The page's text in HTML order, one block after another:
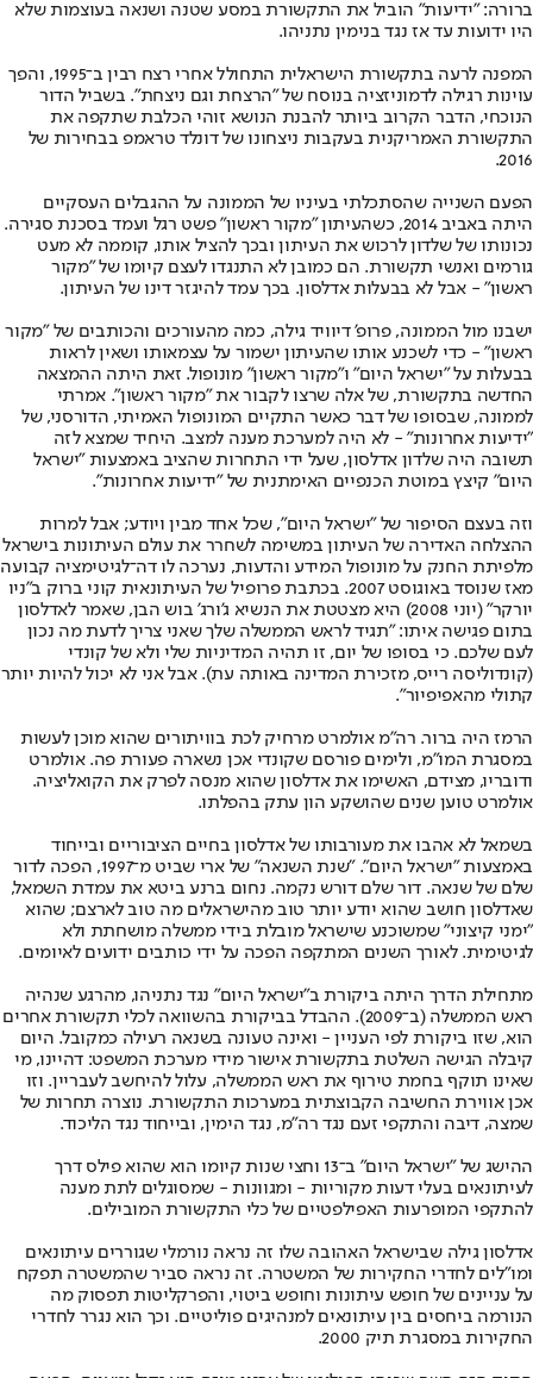
ברורה: "ידיעות" הוביל את התקשורת במסע שטנה ושנאה בעוצמות שלא
היו ידועות עד אז נגד בנימין נתניהו.
המפנה לרעה בתקשורת הישראלית התחולל אחרי רצח רבין ב־1995, והפך
עוינות רגילה לדמוניזציה בנוסח של "הרצחת וגם ניצחת". בשביל הדור
הנוכחי, הדבר הקרוב ביותר להבנת הנושא זוהי הכלבת שתקפה את
התקשורת האמריקנית בעקבות ניצחונו של דונלד טראמפ בבחירות של
2016.
הפעם השנייה שהסתכלתי בעיניו של הממונה על ההגבלים העסקיים
היתה באביב 2014, כשהעיתון "מקור ראשון" פשט רגל ועמד בסכנת סגירה.
נכונותו של שלדון לרכוש את העיתון ובכך להציל אותו, קוממה לא מעט
גורמים ואנשי תקשורת. הם כמובן לא התנגדו לעצם קיומו של "מקור
ראשון" - אבל לא בבעלות אדלסון. בכך עמד להיגזר דינו של העיתון.
ישבנו מול הממונה, פרופ' דיוויד גילה, כמה מהעורכים והכותבים של "מקור
ראשון" - כדי לשכנע אותו שהעיתון ישמור על עצמאותו ושאין לראות
בבעלות על "ישראל היום" ו"מקור ראשון" מונופול. זאת היתה ההמצאה
החדשה בתקשורת, של אלה שרצו לקבור את "מקור ראשון". אמרתי
לממונה, שבסופו של דבר כאשר התקיים המונופול האמיתי, הדורסני, של
"ידיעות אחרונות" - לא היה למערכת מענה למצב. היחיד שמצא לזה
תשובה היה שלדון אדלסון, שעל ידי התחרות שהציב באמצעות "ישראל
היום" קיצץ במוטת הכנפיים האימתנית של "ידיעות אחרונות".
וזה בעצם הסיפור של "ישראל היום", שכל אחד מבין ויודע; אבל למרות
ההצלחה האדירה של העיתון במשימה לשחרר את עולם העיתונות בישראל
מלפיתת החנק על מונופול המידע והדעות, נערכה לו דה־לגיטימציה קבועה
מאז שנוסד באוגוסט 2007. בכתבת פרופיל של העיתונאית קוני ברוק ב"ניו
יורקר" (יוני 2008) היא מצטטת את הנשיא ג'ורג' בוש הבן, שאמר לאדלסון
בתום פגישה איתו: "תגיד לראש הממשלה שלך שאני צריך לדעת מה נכון
לעם שלכם. כי בסופו של יום, זו תהיה המדיניות שלי ולא של קונדי
(קונדוליסה רייס, מזכירת המדינה באותה עת). אבל אני לא יכול להיות יותר
קתולי מהאפיפיור".
הרמז היה ברור. רה"מ אולמרט מרחיק לכת בוויתורים שהוא מוכן לעשות
במסגרת המו"מ, ולימים פורסם שקונדי אכן נשארה פעורת פה. אולמרט
ודובריו, מצידם, האשימו את אדלסון שהוא מנסה לפרק את הקואליציה.
אולמרט טוען שנים שהושקע הון עתק בהפלתו.
בשמאל לא אהבו את מעורבותו של אדלסון בחיים הציבוריים ובייחוד
באמצעות "ישראל היום". "שנת השנאה" של ארי שביט מ־1997, הפכה לדור
שלם של שנאה. דור שלם דורש נקמה. נחום ברנע ביטא את עמדת השמאל,
שאדלסון חושב שהוא יודע יותר טוב מהישראלים מה טוב לארצם; שהוא
"ימני קיצוני" שמשוכנע שישראל מובלת בידי ממשלה מושחתת ולא
לגיטימית. לאורך השנים המתקפה הפכה על ידי כותבים ידועים לאיומים.
מתחילת הדרך היתה ביקורת ב"ישראל היום" נגד נתניהו, מהרגע שנהיה
ראש הממשלה (ב־2009). ההבדל בביקורת בהשוואה לכלי תקשורת אחרים
הוא, שזו ביקורת לפי העניין - ואינה טעונה בשנאה רעילה כמקובל. היום
קיבלה הגישה השלטת בתקשורת אישור מידי מערכת המשפט: דהיינו, מי
שאינו תוקף בחמת טירוף את ראש הממשלה, עלול להיחשב לעבריין. וזו
אכן אווירת החשיבה הקבוצתית במערכות התקשורת. נוצרה תחרות של
שמצה, דיבה והתקפי זעם נגד רה"מ, נגד הימין, ובייחוד נגד הליכוד.
ההישג של "ישראל היום" ב־13 וחצי שנות קיומו הוא שהוא פילס דרך
לעיתונאים בעלי דעות מקוריות - ומגוונות - שמסוגלים לתת מענה
להתקפי המופרעות האפילפטיים של כלי התקשורת המובילים.
אדלסון גילה שבישראל האהובה שלו זה נראה נורמלי שגוררים עיתונאים
ומו"לים לחדרי החקירות של המשטרה. זה נראה סביר שהמשטרה תפקח
על עניינים של חופש עיתונות וחופש ביטוי, והפרקליטות תפסוק מה
הנורמה ביחסים בין עיתונאים למנהיגים פוליטיים. וכך הוא נגרר לחדרי
החקירות במסגרת תיק 2000.